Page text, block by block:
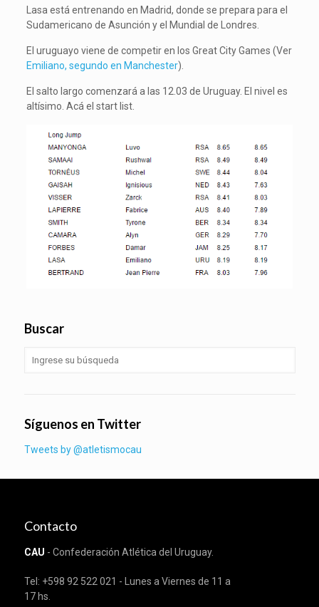
Lasa está entrenando en Madrid, donde se prepara para el
Sudamericano de Asunción y el Mundial de Londres.
El uruguayo viene de competir en los Great City Games (Ver
Emiliano, segundo en Manchester).
El salto largo comenzará a las 12.03 de Uruguay. El nivel es
altísimo. Acá el start list.
Buscar
Síguenos en Twitter
Tweets by @atletismocau
Contacto
CAU - Confederación Atlética del Uruguay.
Tel: +598 92 522 021 - Lunes a Viernes de 11 a
17 hs.